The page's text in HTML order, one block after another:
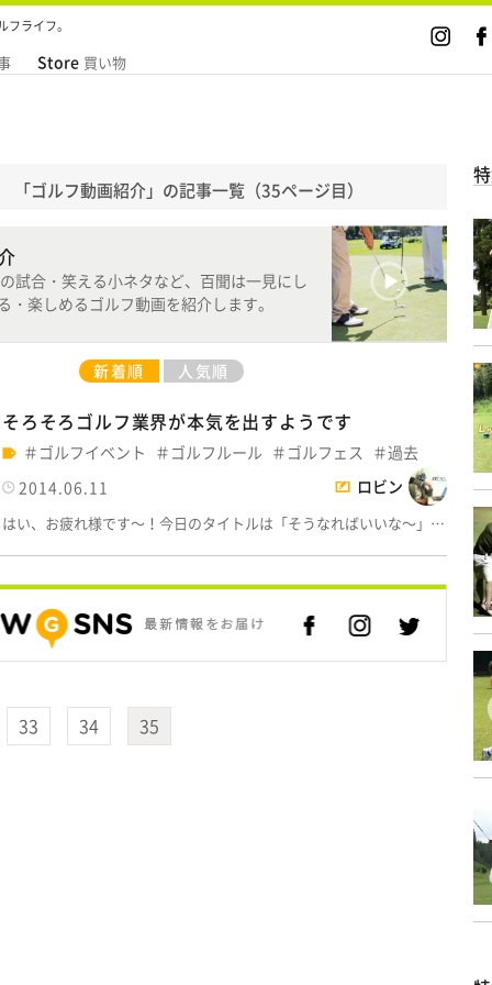
ライフ。
Store 買い物
「ゴルフ動画紹介」の記事一覧（35ページ目）
試合・笑える小ネタなど、百聞は一見にし
・楽しめるゴルフ動画を紹介します。
新着順 人気順
そろそろゴルフ業界が本気を出すようです
ゴルフイベント ゴルフルール ゴルフェス
過去
2014.06.11
ロビン
はい、お疲れ様です～！今日のタイトルは「そうなればいいな～」…
33 34 35